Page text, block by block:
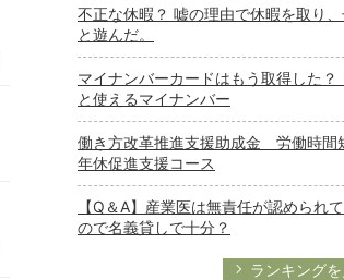
不正な休暇？ 嘘の理由で休暇を取り
と遊んだ。
マイナンバーカードはもう取得した？
と使えるマイナンバー
働き方改革推進支援助成金 労働時間
年休促進支援コース
【Q＆A】産業医は無責任が認められ
ので名義貸しで十分？
ランキングを